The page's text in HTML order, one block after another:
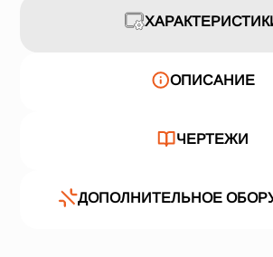
ОПИСАНИЕ
ЧЕРТЕЖИ
ДОПОЛНИТЕЛЬНОЕ